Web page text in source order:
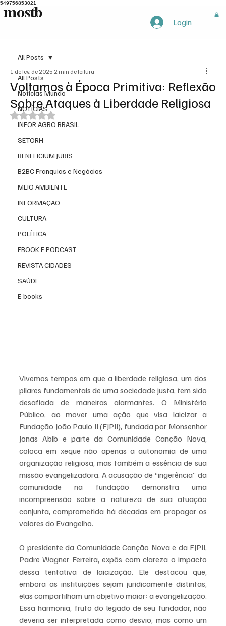
549756853021
mostb
Login
mostb
All Posts
Notícias Mundo
NOTÍCIAS
INFOR AGRO BRASIL
SETORH
BENEFICIUM JURIS
B2BC Franquias e Negócios
MEIO AMBIENTE
INFORMAÇÃO
CULTURA
POLÍTICA
EBOOK E PODCAST
REVISTA CIDADES
SAÚDE
E-books
All Posts
Voltamos à Época Primitiva: Reflexão
Sobre Ataques à Liberdade Religiosa
1 de fev. de 2025 2 min de leitura
Avaliado com NaN de 5 estrelas.
Vivemos tempos em que a liberdade religiosa, um dos
pilares fundamentais de uma sociedade justa, tem sido
desafiada de maneiras alarmantes. O Ministério
Público, ao mover uma ação que visa laicizar a
Fundação João Paulo II (FJPII), fundada por Monsenhor
Jonas Abib e parte da Comunidade Canção Nova,
coloca em xeque não apenas a autonomia de uma
organização religiosa, mas também a essência de sua
missão evangelizadora. A acusação de “ingerência” da
comunidade na fundação demonstra uma
incompreensão sobre a natureza de sua atuação
conjunta, comprometida há décadas em propagar os
valores do Evangelho.
O presidente da Comunidade Canção Nova e da FJPII,
Padre Wagner Ferreira, expôs com clareza o impacto
dessa tentativa de laicização. Ele destacou que,
embora as instituições sejam juridicamente distintas,
elas compartilham um objetivo maior: a evangelização.
Essa harmonia, fruto do legado de seu fundador, não
deveria ser interpretada como desvio, mas como um